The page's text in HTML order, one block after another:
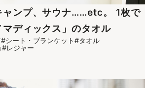
ャンプ、サウナ……etc。 1枚で
ディックス」のタオル
#シート・ブランケット#タオル
#レジャー